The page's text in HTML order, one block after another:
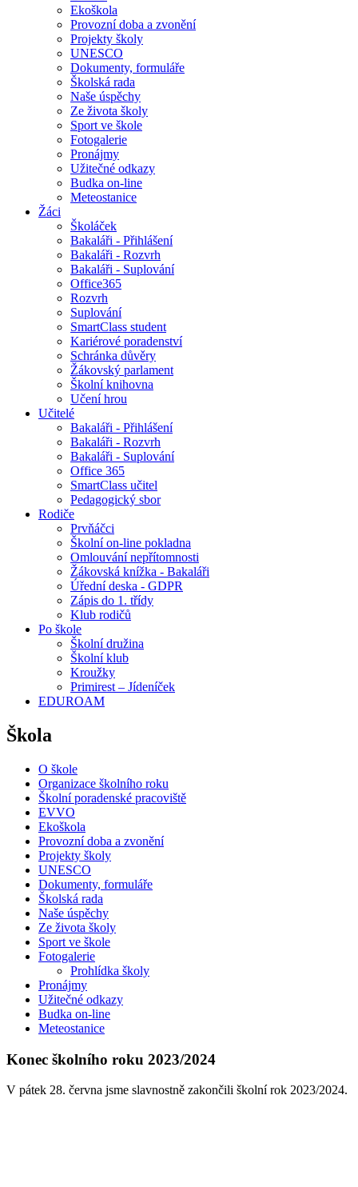
Ekoškola
Provozní doba a zvonění
Projekty školy
UNESCO
Dokumenty, formuláře
Školská rada
Naše úspěchy
Ze života školy
Sport ve škole
Fotogalerie
Pronájmy
Užitečné odkazy
Budka on-line
Meteostanice
Žáci
Školáček
Bakaláři - Přihlášení
Bakaláři - Rozvrh
Bakaláři - Suplování
Office365
Rozvrh
Suplování
SmartClass student
Kariérové poradenství
Schránka důvěry
Žákovský parlament
Školní knihovna
Učení hrou
Učitelé
Bakaláři - Přihlášení
Bakaláři - Rozvrh
Bakaláři - Suplování
Office 365
SmartClass učitel
Pedagogický sbor
Rodiče
Prvňáčci
Školní on-line pokladna
Omlouvání nepřítomnosti
Žákovská knížka - Bakaláři
Úřední deska - GDPR
Zápis do 1. třídy
Klub rodičů
Po škole
Školní družina
Školní klub
Kroužky
Primirest – Jídeníček
EDUROAM
Škola
O škole
Organizace školního roku
Školní poradenské pracoviště
EVVO
Ekoškola
Provozní doba a zvonění
Projekty školy
UNESCO
Dokumenty, formuláře
Školská rada
Naše úspěchy
Ze života školy
Sport ve škole
Fotogalerie
Prohlídka školy
Pronájmy
Užitečné odkazy
Budka on-line
Meteostanice
Konec školního roku 2023/2024
V pátek 28. června jsme slavnostně zakončili školní rok 2023/2024.